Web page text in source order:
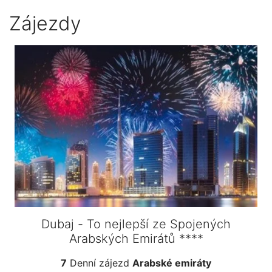
Zájezdy
Dubaj - To nejlepší ze Spojených
Arabských Emirátů ****
7 Denní zájezd Arabské emiráty